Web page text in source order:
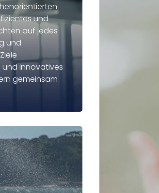
und
auf jedes
und
und innovatives
gemeinsam